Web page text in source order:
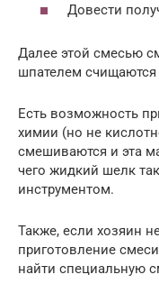
Довести
Далее этой смесью
шпателем счищаются
Есть возможность
химии (но не
смешиваются и эта
чего жидкий шелк
инструментом.
Также, если хозяин
приготовление
найти специальную